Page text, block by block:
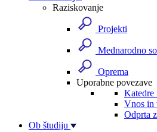
Raziskovanje
Projekti
Mednarodno
Oprema
Uporabne povezave
Katedre
Vnos in
Odprta
Ob študiju